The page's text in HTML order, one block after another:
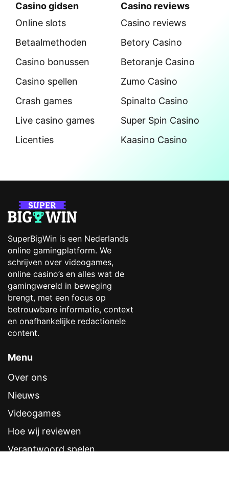
Casino gidsen
Online slots
Betaalmethoden
Casino bonussen
Casino spellen
Crash games
Live casino games
Licenties
Casino reviews
Casino reviews
Betory Casino
Betoranje Casino
Zumo Casino
Spinalto Casino
Super Spin Casino
Kaasino Casino
SuperBigWin is een Nederlands
online gamingplatform. We
schrijven over videogames,
online casino’s en alles wat de
gamingwereld in beweging
brengt, met een focus op
betrouwbare informatie, context
en onafhankelijke redactionele
content.
Menu
Over ons
Nieuws
Videogames
Hoe wij reviewen
Verantwoord spelen